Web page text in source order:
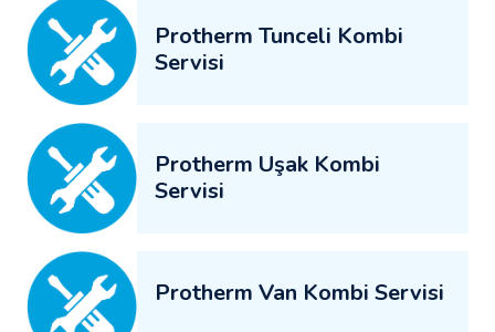
Protherm Tunceli Kombi
Servisi
Protherm Uşak Kombi
Servisi
Protherm Van Kombi Servisi